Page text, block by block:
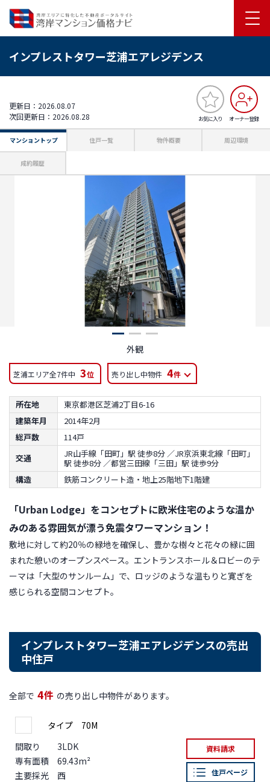
インプレストタワー芝浦エアレジデンス
お気に入り オーナー登録
更新日：2026.08.07
次回更新日：2026.08.28
マンショントップ 住戸一覧 物件概要 周辺環境
成約履歴
外観
芝浦エリア全7件中 3位 売り出し中物件 4件
所在地
東京都港区芝浦2丁目6-16
建築年月
2014年2月
総戸数
114戸
交通
JR山手線「田町」駅 徒歩8分 ／JR京浜東北線「田町」
駅 徒歩8分 ／都営三田線「三田」駅 徒歩9分
構造
鉄筋コンクリート造・地上25階地下1階建
「Urban Lodge」をコンセプトに欧米住宅のような温か
みのある雰囲気が漂う免震タワーマンション！
敷地に対して約20％の緑地を確保し、豊かな樹々と花々の緑に囲
まれた憩いのオープンスペース。エントランスホール＆ロビーのテ
ーマは「大型のサンルーム」で、ロッジのような温もりと寛ぎを
感じられる空間コンセプト。
インプレストタワー芝浦エアレジデンスの売出
中住戸
全部で 4件 の売り出し中物件があります。
タイプ 70M
間取り
3LDK
専有面積
69.43m²
主要採光
西
資料請求
住戸ページ